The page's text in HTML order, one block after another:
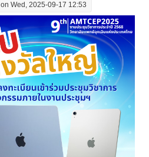
on Wed, 2025-09-17 12:53